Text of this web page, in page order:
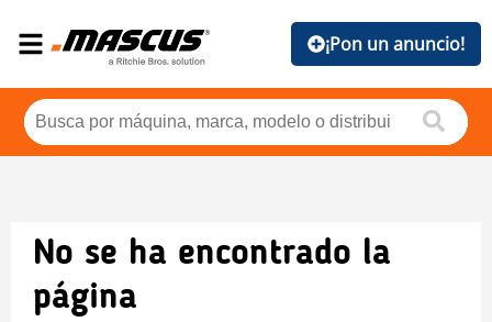
¡Pon un anuncio!
No se ha encontrado la
página